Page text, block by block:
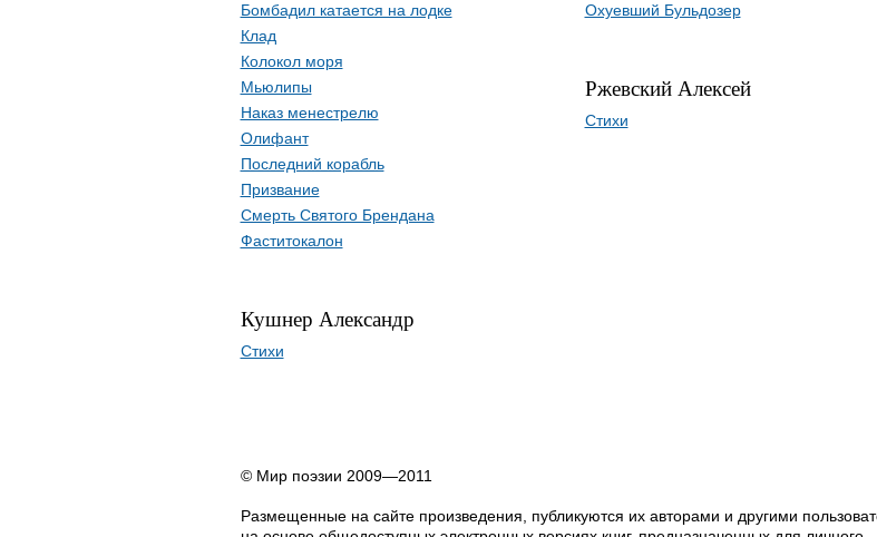
Бомбадил катается на лодке
Клад
Колокол моря
Мьюлипы
Наказ менестрелю
Олифант
Последний корабль
Призвание
Смерть Святого Брендана
Фаститокалон
Кушнер Александр
Стихи
Охуевший Бульдозер
Ржевский Алексей
Стихи
© Мир поэзии 2009—2011
Размещенные на сайте произведения, публикуются их авторами и другими